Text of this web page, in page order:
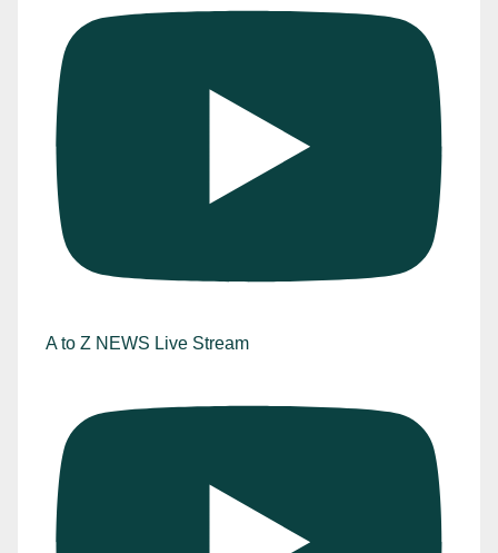
A to Z NEWS Live Stream